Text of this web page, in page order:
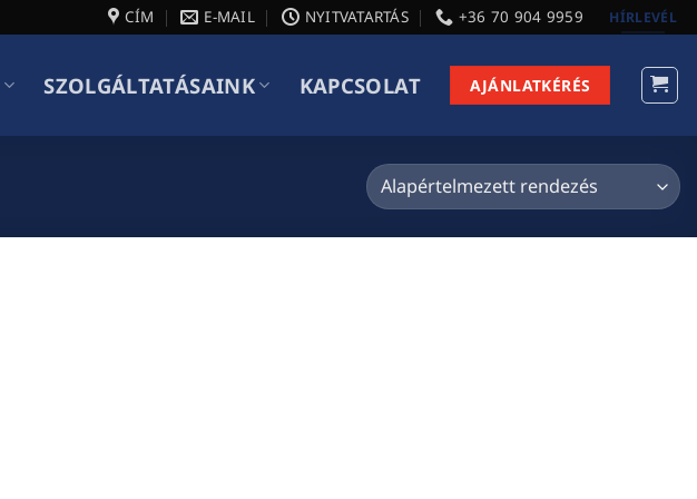
CÍM E-MAIL NYITVATARTÁS +36 70 904 9959 HÍRLEVÉL
SZOLGÁLTATÁSAINK KAPCSOLAT AJÁNLATKÉRÉS